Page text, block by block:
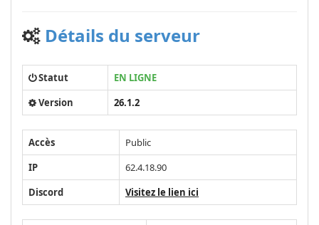
Détails du serveur
Statut
EN LIGNE
Version
26.1.2
Accès
Public
IP
62.4.18.90
Discord
Visitez le lien ici